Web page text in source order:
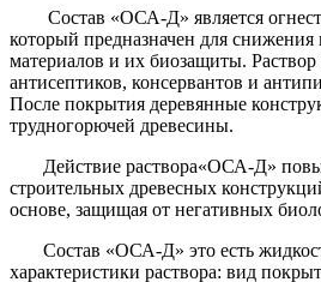
Состав «ОСА-Д» является
который предназначен для
материалов и их биозащиты.
антисептиков, консервантов и
После покрытия деревянные
трудногорючей древесины.
Действие раствора«ОСА-Д»
строительных древесных
основе, защищая от негативных
Состав «ОСА-Д» это есть
характеристики раствора: вид